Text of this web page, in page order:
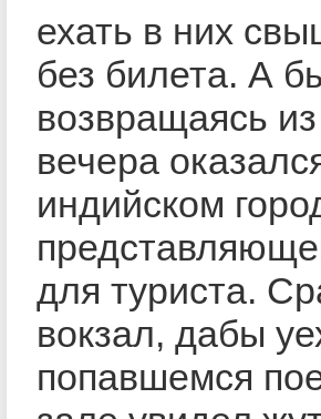
ехать в них
без билета. А
возвращаясь
вечера
индийском
для туриста.
вокзал, дабы
попавшемся